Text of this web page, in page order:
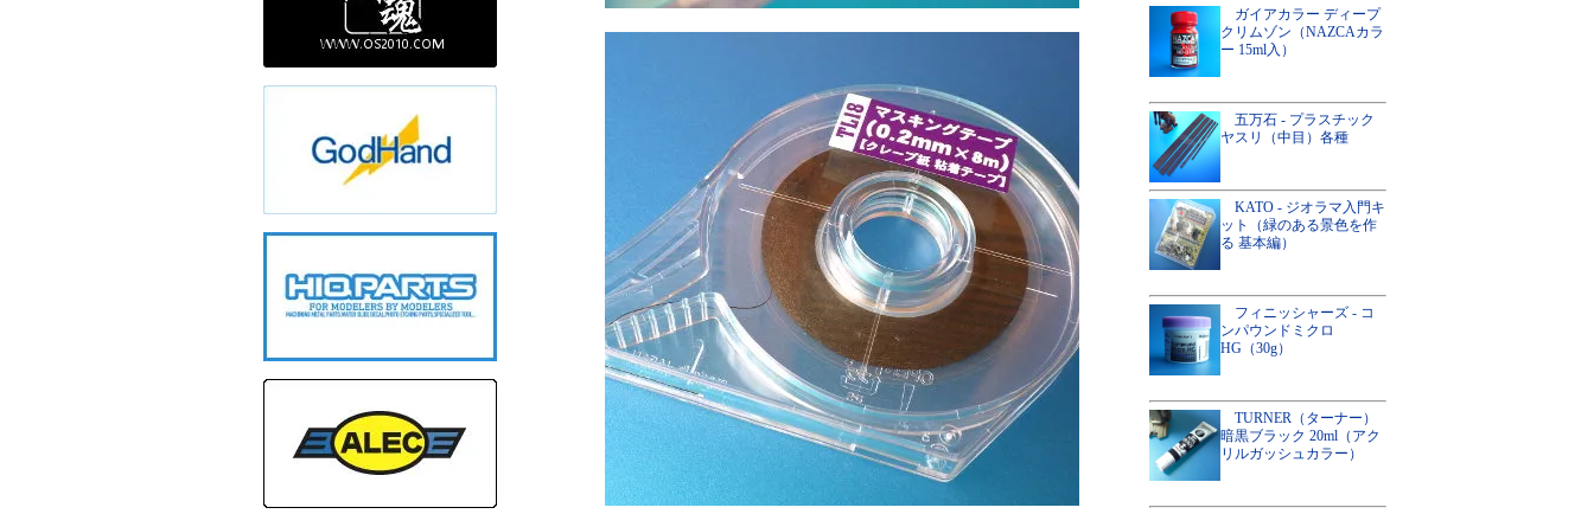
ガイアカラー ディープ
クリムゾン（NAZCAカラ
ー 15ml入）
五万石 - プラスチック
ヤスリ（中目）各種
KATO - ジオラマ入門キ
ット（緑のある景色を作
る 基本編）
フィニッシャーズ - コ
ンパウンドミクロ
HG（30g）
TURNER（ターナー）
暗黒ブラック 20ml（アク
リルガッシュカラー）